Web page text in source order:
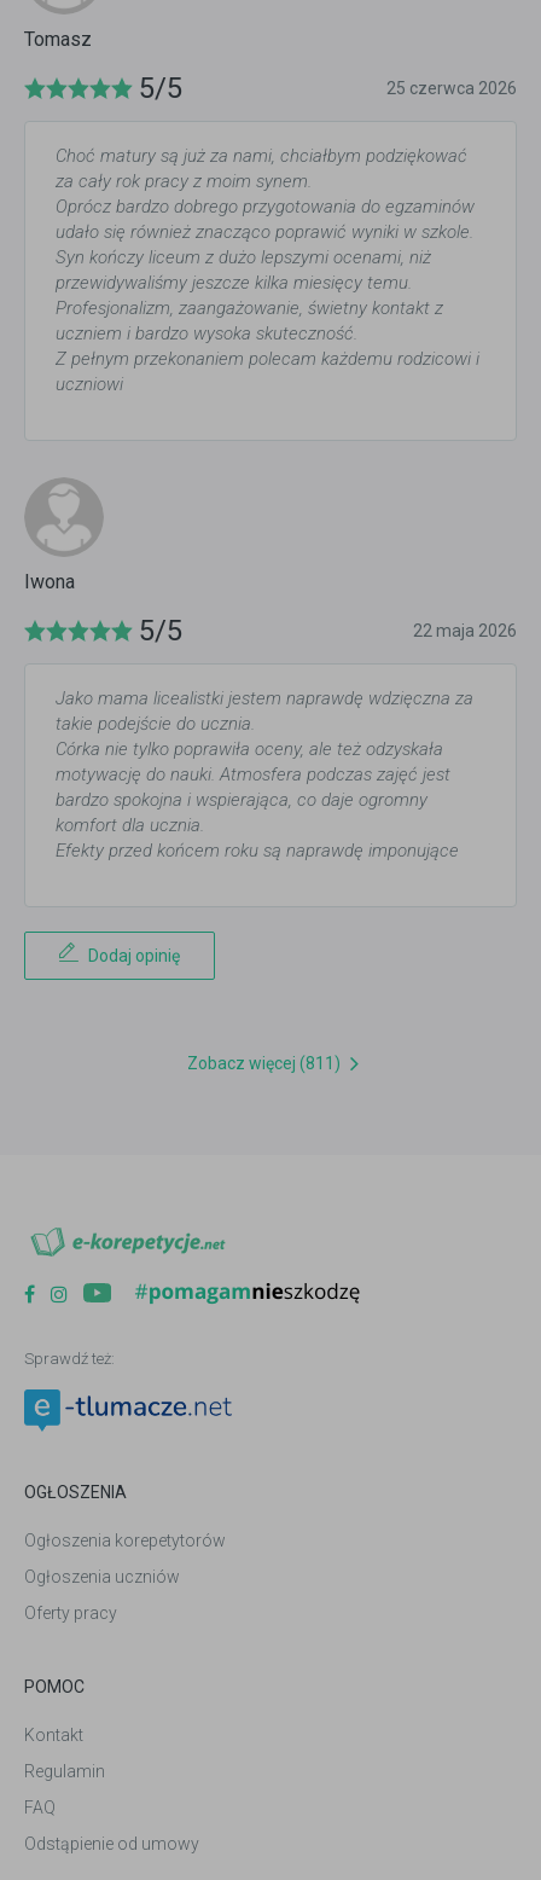
Tomasz
5/5 25 czerwca 2026
Choć matury są już za nami, chciałbym podziękować
za cały rok pracy z moim synem.
Oprócz bardzo dobrego przygotowania do egzaminów
udało się również znacząco poprawić wyniki w szkole.
Syn kończy liceum z dużo lepszymi ocenami, niż
przewidywaliśmy jeszcze kilka miesięcy temu.
Profesjonalizm, zaangażowanie, świetny kontakt z
uczniem i bardzo wysoka skuteczność.
Z pełnym przekonaniem polecam każdemu rodzicowi i
uczniowi
Iwona
5/5 22 maja 2026
Jako mama licealistki jestem naprawdę wdzięczna za
takie podejście do ucznia.
Córka nie tylko poprawiła oceny, ale też odzyskała
motywację do nauki. Atmosfera podczas zajęć jest
bardzo spokojna i wspierająca, co daje ogromny
komfort dla ucznia.
Efekty przed końcem roku są naprawdę imponujące
Dodaj opinię
Zobacz więcej (811)
Sprawdź też:
OGŁOSZENIA
Ogłoszenia korepetytorów
Ogłoszenia uczniów
Oferty pracy
POMOC
Kontakt
Regulamin
FAQ
Odstąpienie od umowy